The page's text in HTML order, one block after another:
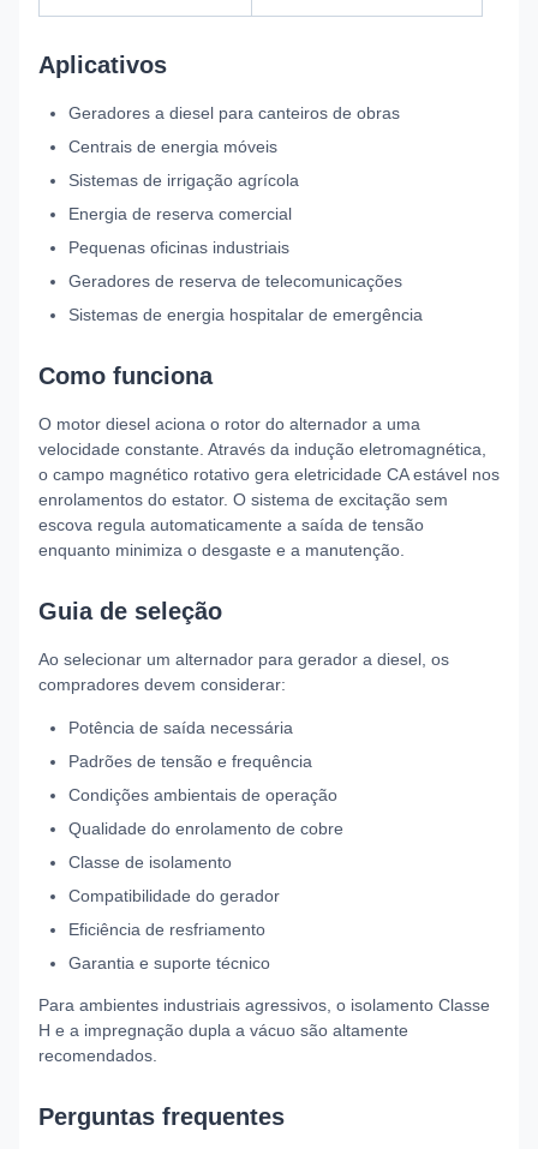
Aplicativos
Geradores a diesel para canteiros de obras
Centrais de energia móveis
Sistemas de irrigação agrícola
Energia de reserva comercial
Pequenas oficinas industriais
Geradores de reserva de telecomunicações
Sistemas de energia hospitalar de emergência
Como funciona
O motor diesel aciona o rotor do alternador a uma
velocidade constante. Através da indução eletromagnética,
o campo magnético rotativo gera eletricidade CA estável nos
enrolamentos do estator. O sistema de excitação sem
escova regula automaticamente a saída de tensão
enquanto minimiza o desgaste e a manutenção.
Guia de seleção
Ao selecionar um alternador para gerador a diesel, os
compradores devem considerar:
Potência de saída necessária
Padrões de tensão e frequência
Condições ambientais de operação
Qualidade do enrolamento de cobre
Classe de isolamento
Compatibilidade do gerador
Eficiência de resfriamento
Garantia e suporte técnico
Para ambientes industriais agressivos, o isolamento Classe
H e a impregnação dupla a vácuo são altamente
recomendados.
Perguntas frequentes